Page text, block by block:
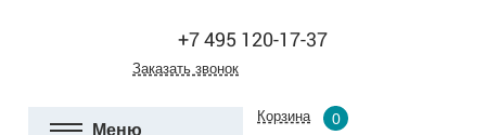
+7 495 120-17-37
Заказать звонок
Меню
Корзина
0